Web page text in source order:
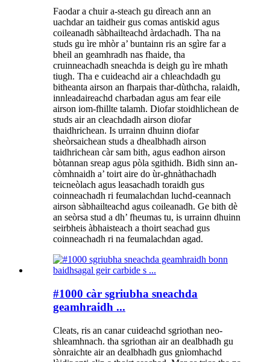
Faodar a chuir a-steach gu dìreach ann an
uachdar an taidheir gus comas antiskid agus
coileanadh sàbhailteachd àrdachadh. Tha na
studs gu ìre mhòr a’ buntainn ris an sgìre far a
bheil an geamhradh nas fhaide, tha
cruinneachadh sneachda is deigh gu ìre mhath
tiugh. Tha e cuideachd air a chleachdadh gu
bitheanta airson an fharpais thar-dùthcha, ralaidh,
innleadaireachd charbadan agus am fear eile
airson iom-fhillte talamh. Diofar stoidhlichean de
studs air an cleachdadh airson diofar
thaidhrichean. Is urrainn dhuinn diofar
sheòrsaichean studs a dhealbhadh airson
taidhrichean càr sam bith, agus eadhon airson
bòtannan sreap agus pòla sgithidh. Bidh sinn an-
còmhnaidh a’ toirt aire do ùr-ghnàthachadh
teicneòlach agus leasachadh toraidh gus
coinneachadh ri feumalachdan luchd-ceannach
airson sàbhailteachd agus coileanadh. Ge bith dè
an seòrsa stud a dh’ fheumas tu, is urrainn dhuinn
seirbheis àbhaisteach a thoirt seachad gus
coinneachadh ri na feumalachdan agad.
#1000 càr sgriubha sneachda
geamhraidh ...
Cleats, ris an canar cuideachd sgriothan neo-
shleamhnach. tha sgriothan air an dealbhadh gu
sònraichte air an dealbhadh gus gnìomhachd